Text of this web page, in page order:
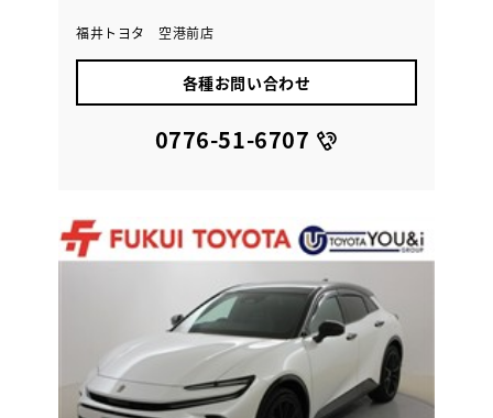
福井トヨタ 空港前店
各種お問い合わせ
0776-51-6707